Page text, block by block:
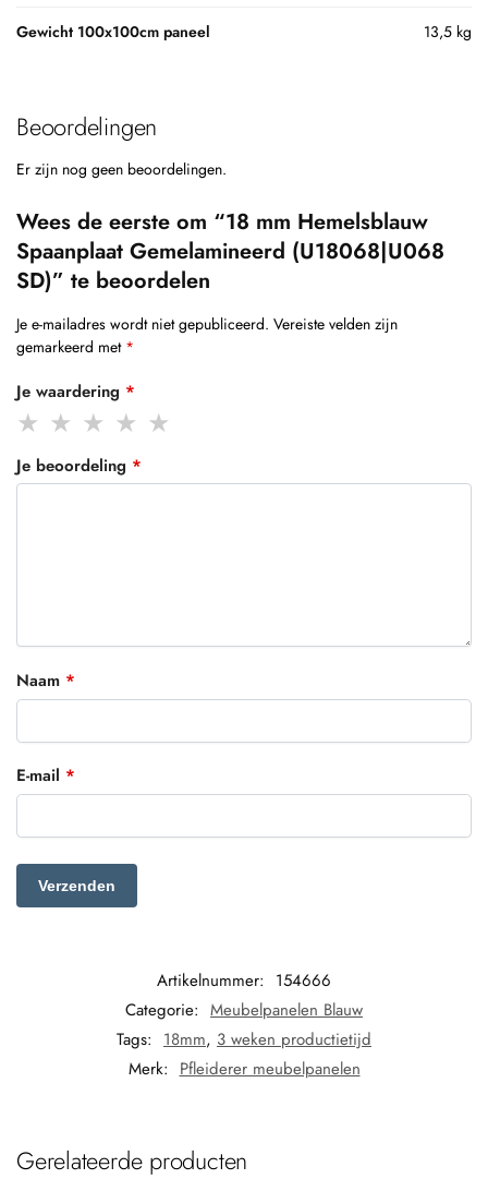
Gewicht 100x100cm paneel 13,5 kg
Beoordelingen
Er zijn nog geen beoordelingen.
Wees de eerste om “18 mm Hemelsblauw
Spaanplaat Gemelamineerd (U18068|U068
SD)” te beoordelen
Je e-mailadres wordt niet gepubliceerd. Vereiste velden zijn
gemarkeerd met *
Je waardering *
Je beoordeling *
Naam *
E-mail *
Artikelnummer: 154666
Categorie: Meubelpanelen Blauw
Tags: 18mm, 3 weken productietijd
Merk: Pfleiderer meubelpanelen
Gerelateerde producten